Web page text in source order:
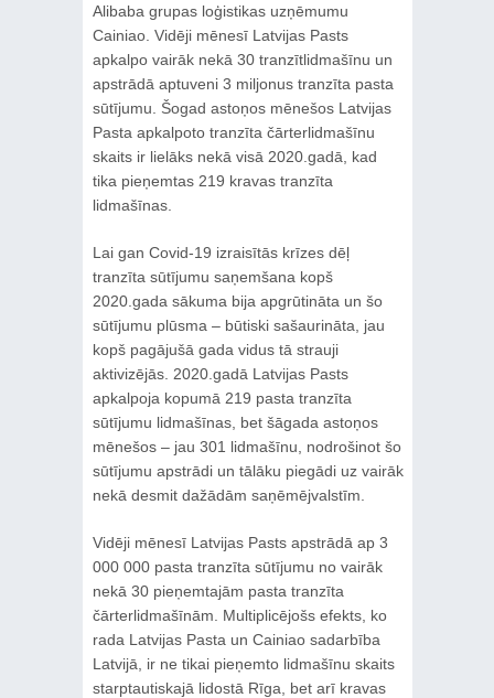
Alibaba grupas loģistikas uzņēmumu
Cainiao. Vidēji mēnesī Latvijas Pasts
apkalpo vairāk nekā 30 tranzītlidmašīnu un
apstrādā aptuveni 3 miljonus tranzīta pasta
sūtījumu. Šogad astoņos mēnešos Latvijas
Pasta apkalpoto tranzīta čārterlidmašīnu
skaits ir lielāks nekā visā 2020.gadā, kad
tika pieņemtas 219 kravas tranzīta
lidmašīnas.
Lai gan Covid-19 izraisītās krīzes dēļ
tranzīta sūtījumu saņemšana kopš
2020.gada sākuma bija apgrūtināta un šo
sūtījumu plūsma – būtiski sašaurināta, jau
kopš pagājušā gada vidus tā strauji
aktivizējās. 2020.gadā Latvijas Pasts
apkalpoja kopumā 219 pasta tranzīta
sūtījumu lidmašīnas, bet šāgada astoņos
mēnešos – jau 301 lidmašīnu, nodrošinot šo
sūtījumu apstrādi un tālāku piegādi uz vairāk
nekā desmit dažādām saņēmējvalstīm.
Vidēji mēnesī Latvijas Pasts apstrādā ap 3
000 000 pasta tranzīta sūtījumu no vairāk
nekā 30 pieņemtajām pasta tranzīta
čārterlidmašīnām. Multiplicējošs efekts, ko
rada Latvijas Pasta un Cainiao sadarbība
Latvijā, ir ne tikai pieņemto lidmašīnu skaits
starptautiskajā lidostā Rīga, bet arī kravas